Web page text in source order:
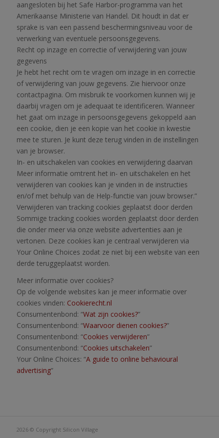
aangesloten bij het Safe Harbor-programma van het
Amerikaanse Ministerie van Handel. Dit houdt in dat er
sprake is van een passend beschermingsniveau voor de
verwerking van eventuele persoonsgegevens.
Recht op inzage en correctie of verwijdering van jouw
gegevens
Je hebt het recht om te vragen om inzage in en correctie
of verwijdering van jouw gegevens. Zie hiervoor onze
contactpagina. Om misbruik te voorkomen kunnen wij je
daarbij vragen om je adequaat te identificeren. Wanneer
het gaat om inzage in persoonsgegevens gekoppeld aan
een cookie, dien je een kopie van het cookie in kwestie
mee te sturen. Je kunt deze terug vinden in de instellingen
van je browser.
In- en uitschakelen van cookies en verwijdering daarvan
Meer informatie omtrent het in- en uitschakelen en het
verwijderen van cookies kan je vinden in de instructies
en/of met behulp van de Help-functie van jouw browser.”
Verwijderen van tracking cookies geplaatst door derden
Sommige tracking cookies worden geplaatst door derden
die onder meer via onze website advertenties aan je
vertonen. Deze cookies kan je centraal verwijderen via
Your Online Choices zodat ze niet bij een website van een
derde teruggeplaatst worden.
Meer informatie over cookies?
Op de volgende websites kan je meer informatie over
cookies vinden: Cookierecht.nl
Consumentenbond: “Wat zijn cookies?”
Consumentenbond: “Waarvoor dienen cookies?”
Consumentenbond: “Cookies verwijderen”
Consumentenbond: “Cookies uitschakelen”
Your Online Choices: “A guide to online behavioural
advertising”
2026 © Copyright Silicon Village